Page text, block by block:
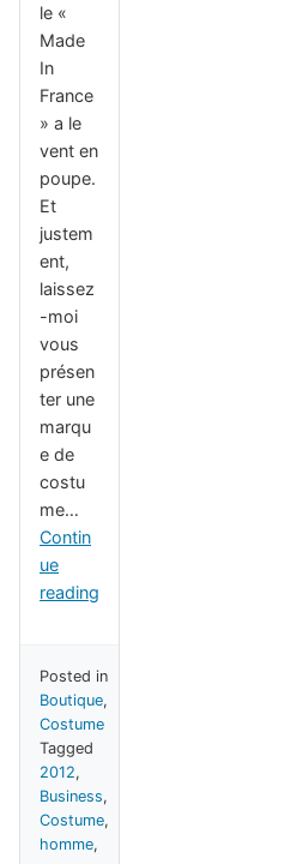
le «
Made
In
France
» a le
vent en
poupe.
Et
justem
ent,
laissez
-moi
vous
présen
ter une
marqu
e de
costu
me…
Contin
ue
reading
Posted in
Boutique,
Costume
Tagged
2012,
Business,
Costume,
homme,